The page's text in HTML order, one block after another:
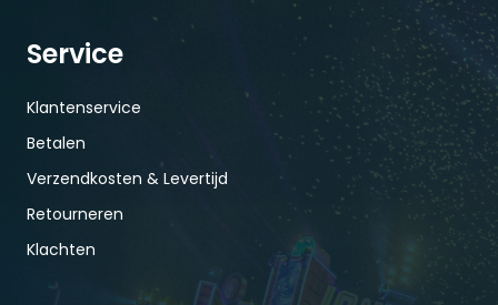
Service
Klantenservice
Betalen
Verzendkosten & Levertijd
Retourneren
Klachten